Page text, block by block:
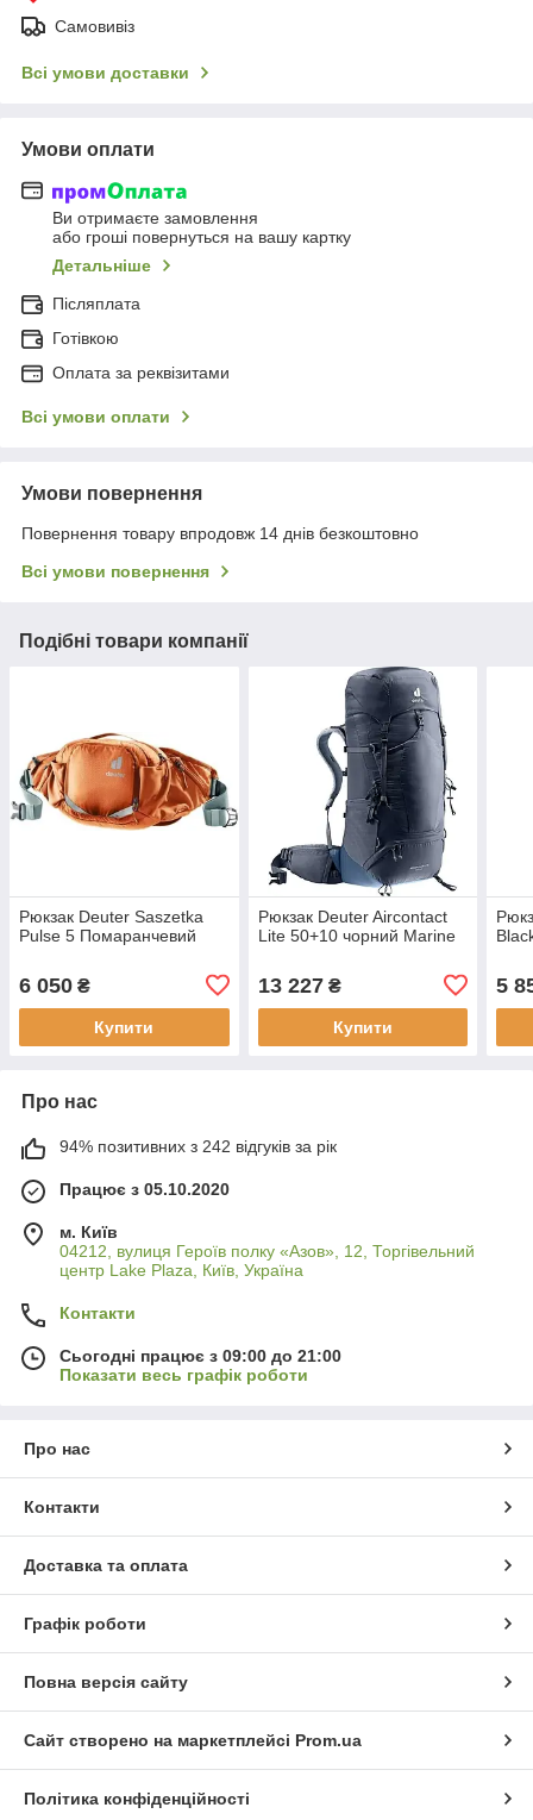
Самовивіз
Всі умови доставки
Умови оплати
Ви отримаєте замовлення
або гроші повернуться на вашу картку
Детальніше
Післяплата
Готівкою
Оплата за реквізитами
Всі умови оплати
Умови повернення
Повернення товару впродовж 14 днів безкоштовно
Всі умови повернення
Подібні товари компанії
Рюкзак Deuter Saszetka
Pulse 5 Помаранчевий
6 050 ₴
Купити
Рюкзак Deuter Aircontact
Lite 50+10 чорний Marine
13 227₴
Купити
5
Про нас
94% позитивних з 242 відгуків за рік
Працює з 05.10.2020
м. Київ
04212, вулиця Героїв полку «Азов», 12, Торгівельний
центр Lake Plaza, Київ, Україна
Контакти
Сьогодні працює з 09:00 до 21:00
Показати весь графік роботи
Про нас
Контакти
Доставка та оплата
Графік роботи
Повна версія сайту
Сайт створено на маркетплейсі Prom.ua
Політика конфіденційності